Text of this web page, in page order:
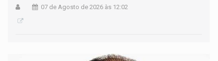
07 de Agosto de 2026 às 12:02